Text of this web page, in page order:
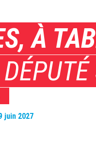
À
juin 2027